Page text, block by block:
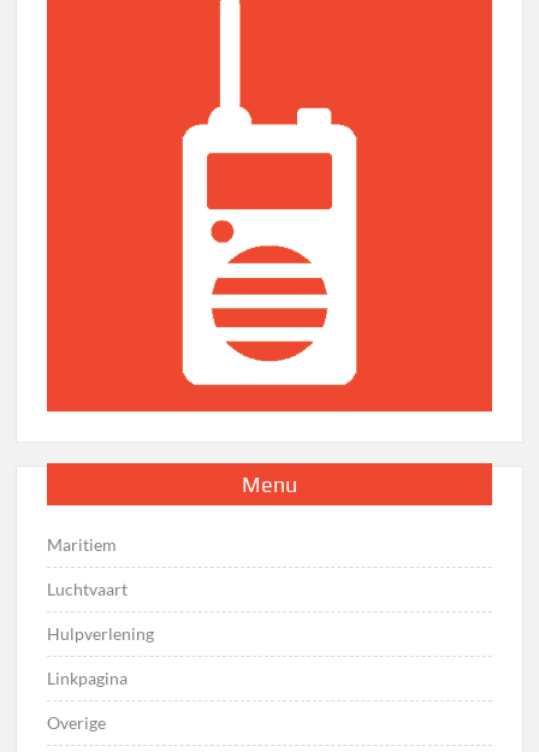
Menu
Maritiem
Luchtvaart
Hulpverlening
Linkpagina
Overige